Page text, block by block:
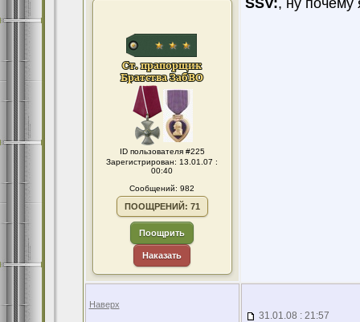
ID пользователя #225
Зарегистрирован: 13.01.07 :
00:40
Сообщений: 982
ПООЩРЕНИЙ: 71
Поощрить
Наказать
SSV:, ну
Наверх
31.01.08 : 21:57